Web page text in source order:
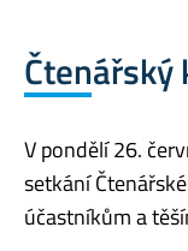
Čtenářský
V pondělí 26.
setkání
účastníkům a